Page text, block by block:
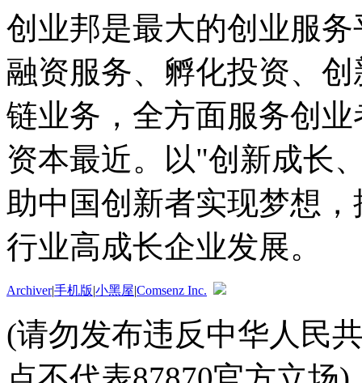
创业邦是最大的创业服
融资服务、孵化投资、
链业务，全方面服务创
资本最近。以"创新成长
助中国创新者实现梦想
行业高成长企业发展。
Archiver|手机版|小黑屋|Comsenz Inc.
(请勿发布违反中华人民